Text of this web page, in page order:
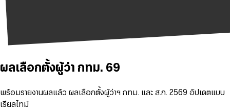
ผลเลือกตั้งผู้ว่า กทม. 69
พร้อมรายงานผลแล้ว ผลเลือกตั้งผู้ว่าฯ กทม. และ ส.ก. 2569 อัปเดตแบบ
เรียลไทม์